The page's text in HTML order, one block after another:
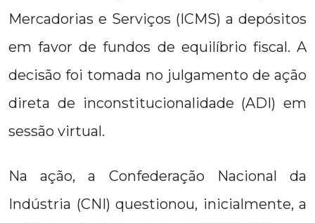
Mercadorias e Serviços (ICMS) a depósitos
em favor de fundos de equilíbrio fiscal. A
decisão foi tomada no julgamento de ação
direta de inconstitucionalidade (ADI) em
sessão virtual.
Na ação, a Confederação Nacional da
Indústria (CNI) questionou, inicialmente, a